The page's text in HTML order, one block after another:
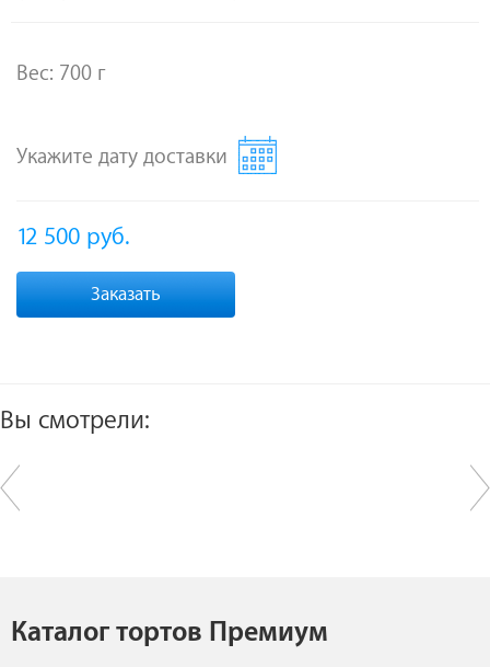
Вес: 700 г
Укажите дату доставки
12 500 руб.
Заказать
Вы смотрели:
Каталог тортов Премиум